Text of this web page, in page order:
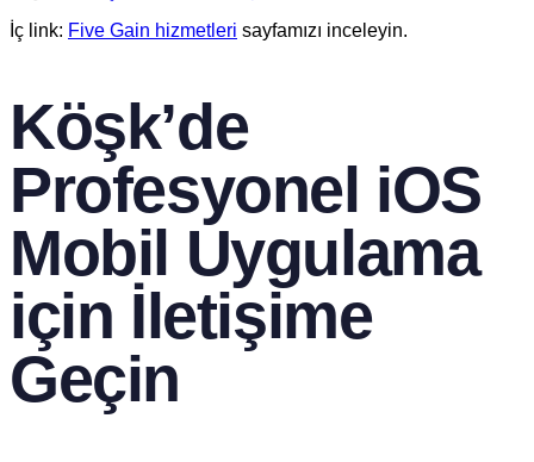
İç link: Five Gain hizmetleri sayfamızı inceleyin.
Köşk’de
Profesyonel iOS
Mobil Uygulama
için İletişime
Geçin